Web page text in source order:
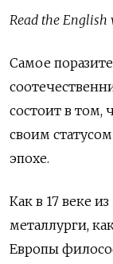
Read the English
Самое
состоит в том,‌
своим
эпохе.
Как в 17 веке
металлурги,‌
Европы